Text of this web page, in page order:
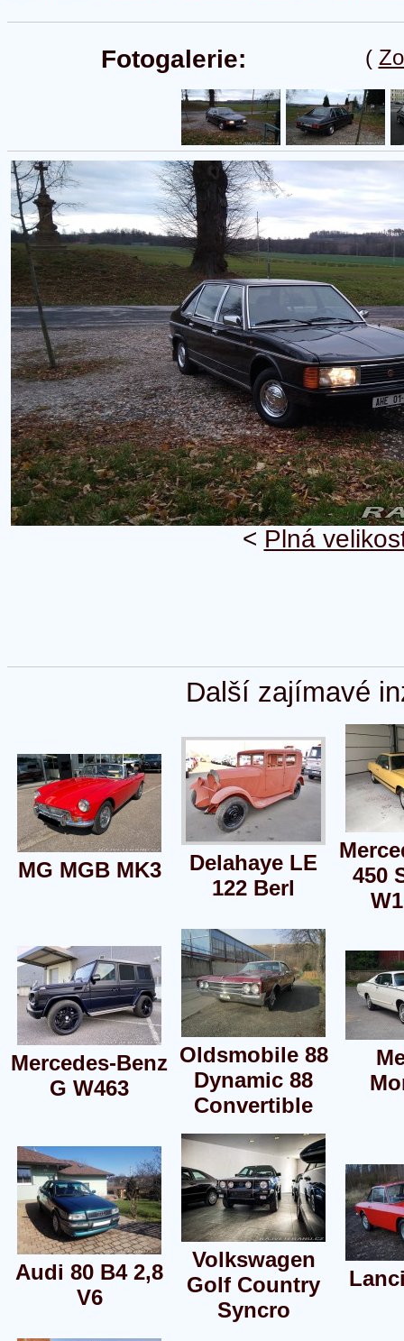
(
Fotogalerie:
< Plná
Další zajímavé
MG MGB MK3
Delahaye LE
122 Berl
450
Mercedes-Benz
G W463
Oldsmobile 88
Dynamic 88
Convertible
Audi 80 B4 2,8
V6
Volkswagen
Golf Country
Syncro